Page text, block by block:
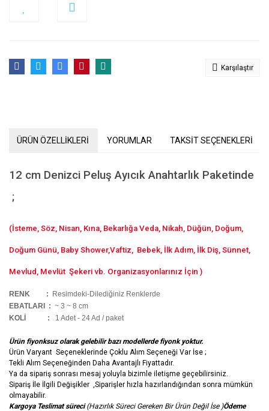
Karşılaştır
ÜRÜN ÖZELLİKLERİ YORUMLAR TAKSİT SEÇENEKLERİ
12 cm Denizci Peluş Ayıcık Anahtarlık Paketinde
;
(İsteme, Söz, Nisan, Kına, Bekarlığa Veda, Nikah, Düğün, Doğum,
Doğum Günü, Baby Shower,Vaftiz, Bebek, İlk Adım, İlk Diş, Sünnet,
Mevlud, Mevlüt Şekeri vb. Organizasyonlarınız İçin )
RENK :
Resimdeki-Dilediğiniz Renklerde
EBATLARI : ~ 3 ~ 8 cm
KOLİ
: 1 Adet - 24 Ad / paket
Ürün fiyonksuz olarak gelebilir bazı modellerde fiyonk yoktur.
Ürün Varyant Seçeneklerinde Çoklu Alım Seçeneği Var İse ;
Tekli Alım Seçeneğinden Daha Avantajlı Fiyattadır.
Ya da sipariş sonrası mesaj yoluyla bizimle iletişme geçebilirsiniz.
Sipariş İle İlgili Değişikler ,Siparişler hızla hazırlandığından sonra mümkün
olmayabilir.
Kargoya Teslimat süreci(Hazırlık Süreci Gereken Bir Ürün Değil İse )Ödeme